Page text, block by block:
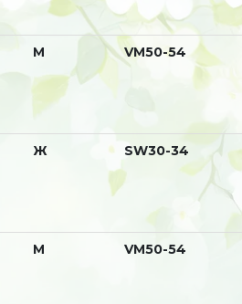
М VM50-54
Ж SW30-34
М VM50-54